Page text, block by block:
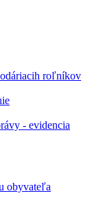
roľníkov
- evidencia
obyvateľa